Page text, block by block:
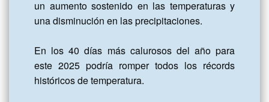
un aumento sostenido en las temperaturas y
una disminución en las precipitaciones.
En los 40 días más calurosos del año para
este 2025 podría romper todos los récords
históricos de temperatura.